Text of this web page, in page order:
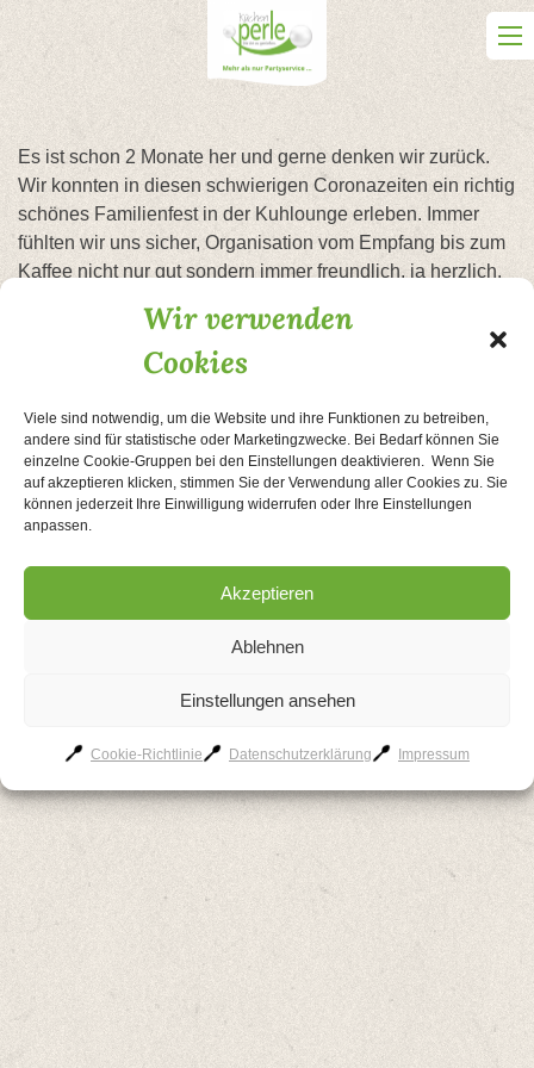
Wir verwenden
Cookies
Viele sind notwendig, um die Website und ihre Funktionen zu betreiben,
andere sind für statistische oder Marketingzwecke. Bei Bedarf können Sie
einzelne Cookie-Gruppen bei den Einstellungen deaktivieren. Wenn Sie
auf akzeptieren klicken, stimmen Sie der Verwendung aller Cookies zu. Sie
können jederzeit Ihre Einwilligung widerrufen oder Ihre Einstellungen
anpassen.
Akzeptieren
Ablehnen
Einstellungen ansehen
Cookie-Richtlinie Datenschutzerklärung Impressum
Skip
content
Es ist schon 2 Monate her und gerne denken wir zurück.
Wir konnten in diesen schwierigen Coronazeiten ein richtig
schönes Familienfest in der Kuhlounge erleben. Immer
fühlten wir uns sicher, Organisation vom Empfang bis zum
Kaffee nicht nur gut sondern immer freundlich, ja herzlich.
Beratung zusammengestellt haben. Das alles im schön
dekorierten Raum.
unsere Goldene Hochzeit festlich zu feiern.
Beitragsnavigation
Hochzeit im Garten Hochzeitsfeier
Impressum